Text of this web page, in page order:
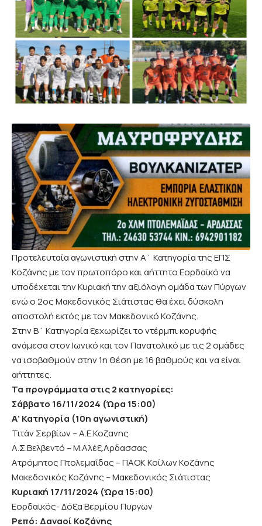
Προτελευταία αγωνιστική στην Α΄ Κατηγορία της ΕΠΣ
Κοζάνης με τον πρωτοπόρο και αήττητο Εορδαϊκό να
υποδέχεται την Κυριακή την αξιόλογη ομάδα των Πύργων
ενώ ο 2ος Μακεδονικός Σιάτιστας θα έχει δύσκολη
αποστολή εκτός με τον Μακεδονικό Κοζάνης.
Στην Β΄ Κατηγορία ξεχωρίζει το ντέρμπι κορυφής
ανάμεσα στον Ιωνικό και τον Πανατολικό με τις 2 ομάδες
να ισοβαθμούν στην 1η θέση με 16 βαθμούς και να είναι
αήττητες.
Τα προγράμματα στις 2 κατηγορίες:
Σάββατο 16/11/2024 (Ώρα 15:00)
Α’ Κατηγορία (10η αγωνιστική)
Τιτάν Σερβίων – Α.Ε.Κοζανης
Α.Σ.Βελβεντό – Μ.Αλέξ.Αρδασσας
Ατρόμητος Πτολεμαΐδας – ΠΑΟΚ Κοίλων Κοζάνης
Μακεδονικός Κοζάνης – Μακεδονικός Σιάτιστας
Κυριακή 17/11/2024 (Ώρα 15:00)
Εορδαϊκός- Δόξα Βερμίου Πυργων
Ρεπό: Δαναοί Κοζάνης